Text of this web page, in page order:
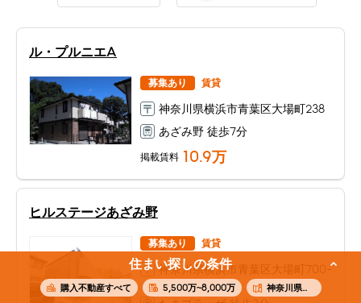
住まい探しの条件
購入不動産すべて 5,500万~8,000万 神奈川県横浜市青葉区大場町
ル・プルニエA
募集あり 賃貸
神奈川県横浜市青葉区大場町238
あざみ野 徒歩7分
掲載賃料 10.9万
ヒルステージあざみ野
募集あり 賃貸
神奈川県横浜市青葉区大場町700-
20